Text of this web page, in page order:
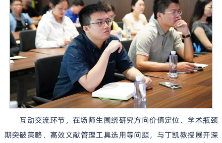
互动交流环节，在场师生围绕研究方向价值定位、学术瓶颈
期突破策略、高效文献管理工具选用等问题，与丁凯教授展开深